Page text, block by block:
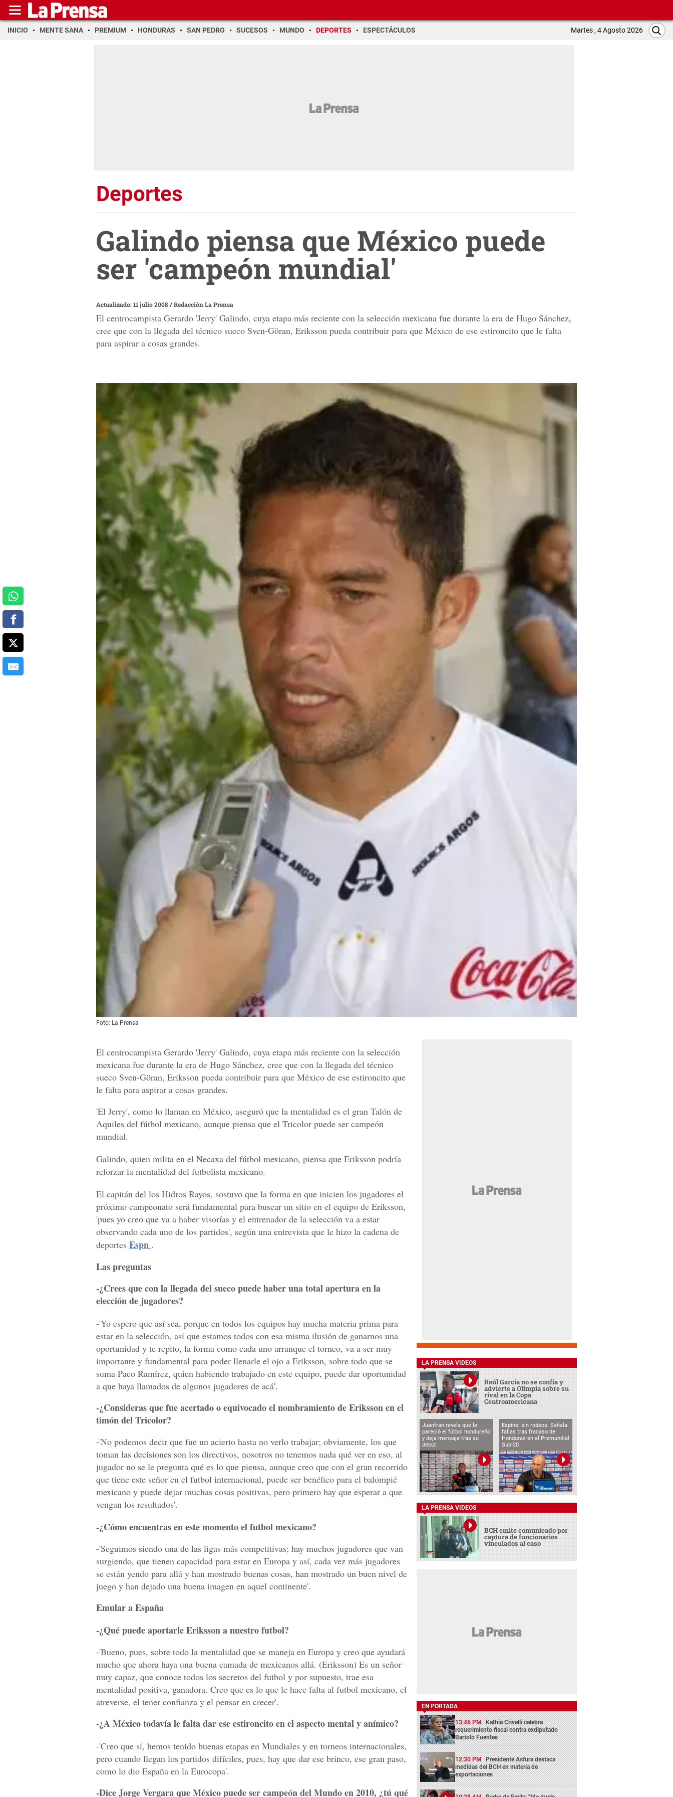
INICIO MENTE SANA PREMIUM HONDURAS SAN PEDRO SUCESOS MUNDO DEPORTES ESPECTÁCULOS Martes , 4 Agosto 2026
Deportes
Galindo piensa que México puede
ser 'campeón mundial'
Actualizado: 11 julio 2008/Redacción La Prensa
El centrocampista Gerardo 'Jerry' Galindo, cuya etapa más reciente con la selección mexicana fue durante la era de Hugo Sánchez,
cree que con la llegada del técnico sueco Sven-Göran, Eriksson pueda contribuir para que México de ese estironcito que le falta
para aspirar a cosas grandes.
Foto: La Prensa
El centrocampista Gerardo 'Jerry' Galindo, cuya etapa más reciente con la selección
mexicana fue durante la era de Hugo Sánchez, cree que con la llegada del técnico
sueco Sven-Göran, Eriksson pueda contribuir para que México de ese estironcito que
le falta para aspirar a cosas grandes.
'El Jerry', como lo llaman en México, aseguró que la mentalidad es el gran Talón de
Aquiles del fútbol mexicano, aunque piensa que el Tricolor puede ser campeón
mundial.
Galindo, quien milita en el Necaxa del fútbol mexicano, piensa que Eriksson podría
reforzar la mentalidad del futbolista mexicano.
El capitán del los Hidros Rayos, sostuvo que la forma en que inicien los jugadores el
próximo campeonato será fundamental para buscar un sitio en el equipo de Eriksson,
'pues yo creo que va a haber visorías y el entrenador de la selección va a estar
observando cada uno de los partidos', según una entrevista que le hizo la cadena de
deportes Espn .
Las preguntas
-¿Crees que con la llegada del sueco puede haber una total apertura en la
elección de jugadores?
-'Yo espero que así sea, porque en todos los equipos hay mucha materia prima para
estar en la selección, así que estamos todos con esa misma ilusión de ganarnos una
oportunidad y te repito, la forma como cada uno arranque el torneo, va a ser muy
importante y fundamental para poder llenarle el ojo a Eriksson, sobre todo que se
suma Paco Ramírez, quien habiendo trabajado en este equipo, puede dar oportunidad
a que haya llamados de algunos jugadores de acá'.
-¿Consideras que fue acertado o equivocado el nombramiento de Eriksson en el
timón del Tricolor?
-'No podemos decir que fue un acierto hasta no verlo trabajar; obviamente, los que
toman las decisiones son los directivos, nosotros no tenemos nada qué ver en eso, al
jugador no se le pregunta qué es lo que piensa, aunque creo que con el gran recorrido
que tiene este señor en el futbol internacional, puede ser benéfico para el balompié
mexicano y puede dejar muchas cosas positivas, pero primero hay que esperar a que
vengan los resultados'.
-¿Cómo encuentras en este momento el futbol mexicano?
-'Seguimos siendo una de las ligas más competitivas; hay muchos jugadores que van
surgiendo, que tienen capacidad para estar en Europa y así, cada vez más jugadores
se están yendo para allá y han mostrado buenas cosas, han mostrado un buen nivel de
juego y han dejado una buena imagen en aquel continente'.
Emular a España
-¿Qué puede aportarle Eriksson a nuestro futbol?
-'Bueno, pues, sobre todo la mentalidad que se maneja en Europa y creo que ayudará
mucho que ahora haya una buena camada de mexicanos allá. (Eriksson) Es un señor
muy capaz, que conoce todos los secretos del futbol y por supuesto, trae esa
mentalidad positiva, ganadora. Creo que es lo que le hace falta al futbol mexicano, el
atreverse, el tener confianza y el pensar en crecer'.
-¿A México todavía le falta dar ese estironcito en el aspecto mental y anímico?
-'Creo que sí, hemos tenido buenas etapas en Mundiales y en torneos internacionales,
pero cuando llegan los partidos difíciles, pues, hay que dar ese brinco, ese gran paso,
como lo dio España en la Eurocopa'.
-Dice Jorge Vergara que México puede ser campeón del Mundo en 2010, ¿tú qué
LA PRENSA VIDEOS
Raúl García no se confía y
advierte a Olimpia sobre su
rival en la Copa
Centroamericana
Juanfran revela qué le
pareció el fútbol hondureño
y deja mensaje tras su
debut
Espinel sin rodeos: Señala
fallas tras fracaso de
Honduras en el Premundial
Sub-20
LA PRENSA VIDEOS
BCH emite comunicado por
captura de funcionarios
vinculados al caso
EN PORTADA
13:46 PM Kathia Crivelli celebra
requerimiento fiscal contra exdiputado
Bartolo Fuentes
12:30 PM Presidente Asfura destaca
medidas del BCH en materia de
exportaciones